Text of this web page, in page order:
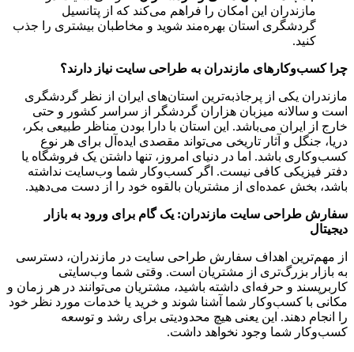
مازندران این امکان را فراهم می‌کند که از پتانسیل
گردشگری استان بهره‌مند شوید و مخاطبان بیشتری را جذب
کنید.
چرا کسب‌وکارهای مازندران به طراحی سایت نیاز دارند؟
مازندران یکی از پرجاذبه‌ترین استان‌های ایران از نظر گردشگری
است و سالانه میزبان هزاران گردشگر از سراسر کشور و حتی
خارج از ایران می‌باشد. این استان با دارا بودن مناظر طبیعی بکر،
دریا، جنگل و آثار تاریخی می‌تواند مقصدی ایده‌آل برای هر نوع
کسب‌وکاری باشد. اما در دنیای امروز، تنها داشتن یک فروشگاه یا
دفتر فیزیکی کافی نیست. اگر کسب‌وکار شما وب‌سایت نداشته
باشد، بخش عمده‌ای از مشتریان بالقوه خود را از دست می‌دهید.
سفارش طراحی سایت مازندران: یک گام برای ورود به بازار
دیجیتال
از مهم‌ترین اهداف سفارش طراحی سایت در مازندران، دسترسی
به بازار بزرگ‌تری از مشتریان است. وقتی شما وب‌سایتی
کاربرپسند و حرفه‌ای داشته باشید، مشتریان می‌توانند در هر زمان و
مکانی با کسب‌وکار شما آشنا شوند و خرید یا خدمات مورد نظر خود
را انجام دهند. این یعنی هیچ محدودیتی برای رشد و توسعه
کسب‌وکار شما وجود نخواهد داشت.